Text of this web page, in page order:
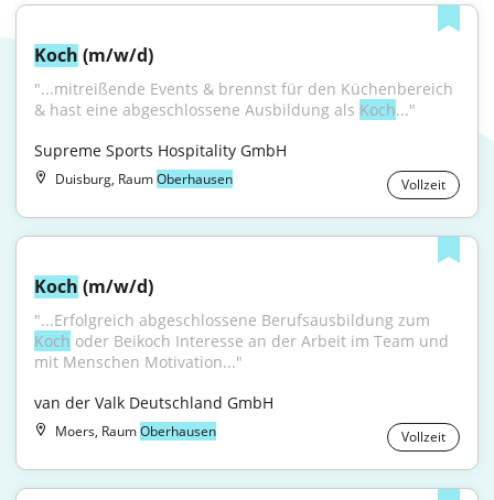
Koch (m/w/d)
"...mitreißende Events & brennst für den Küchenbereich
& hast eine abgeschlossene Ausbildung als Koch..."
Supreme Sports Hospitality GmbH
Duisburg, RaumOberhausen Vollzeit
Koch (m/w/d)
Koch oder Beikoch Interesse an der Arbeit im Team und
mit Menschen Motivation..."
van der Valk Deutschland GmbH
Moers, RaumOberhausen Vollzeit